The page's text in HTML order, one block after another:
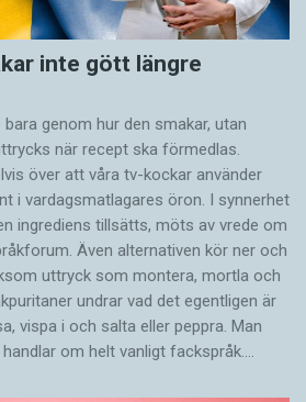
inte gött längre
genom hur den smakar, utan
när recept ska förmedlas.
över att våra tv-kockar använder
i vardagsmatlagares öron. I synnerhet
ingrediens tillsätts, möts av vrede om
Även alternativen kör ner och
uttryck som montera, mortla och
undrar vad det egentligen är
vispa i och salta eller peppra. Man
om helt vanligt fackspråk.…